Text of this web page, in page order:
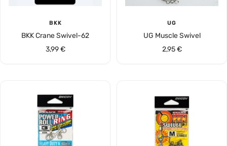
BKK
BKK Crane Swivel-62
Angebotspreis
3,99 €
UG
UG Muscle Swivel
Angebotspreis
2,95 €